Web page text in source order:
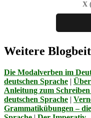
X
Weitere
Die Modalverben im
deutschen Sprache |
Anleitung zum
deutschen Sprache |
Grammatikübungen –